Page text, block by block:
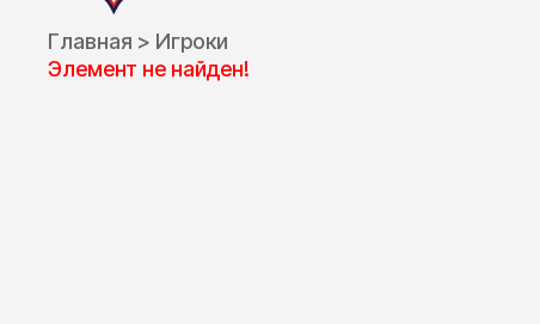
Главная > Игроки
Элемент не найден!